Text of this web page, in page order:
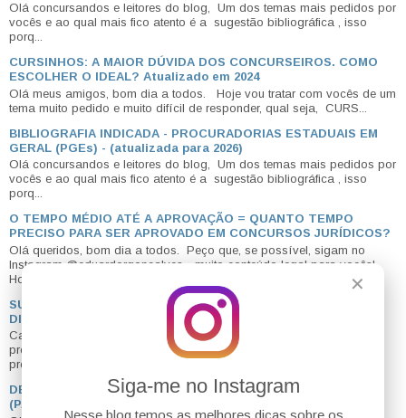
✕
Siga-me no Instagram
Nesse blog temos as melhores dicas sobre os
Olá concursandos e leitores do blog, Um dos temas mais pedidos por
vocês e ao qual mais fico atento é a sugestão bibliográfica , isso
porq...
CURSINHOS: A MAIOR DÚVIDA DOS CONCURSEIROS. COMO
ESCOLHER O IDEAL? Atualizado em 2024
Olá meus amigos, bom dia a todos. Hoje vou tratar com vocês de um
tema muito pedido e muito difícil de responder, qual seja, CURS...
BIBLIOGRAFIA INDICADA - PROCURADORIAS ESTADUAIS EM
GERAL (PGEs) - (atualizada para 2026)
Olá concursandos e leitores do blog, Um dos temas mais pedidos por
vocês e ao qual mais fico atento é a sugestão bibliográfica , isso
porq...
O TEMPO MÉDIO ATÉ A APROVAÇÃO = QUANTO TEMPO
PRECISO PARA SER APROVADO EM CONCURSOS JURÍDICOS?
Olá queridos, bom dia a todos. Peço que, se possível, sigam no
Instagram @eduardorgoncalves - muito conteúdo legal para vocês!
Hoje ...
SUPERQUARTA: PREPARAÇÃO GRATUITA PARA PROVAS
DISCURSIVAS
Caros ALUNOS, é com muita satisfação que lançamos um novo
projeto, A NOSSA SUPERQUARTA. A meta agora é ajudá-los na
preparação para pro...
DESAFIO BLOG DO EDU: LEIS ADMINISTRATIVAS EM 20 DIAS
(PARA COMEÇAR 2026 COM TUDO)